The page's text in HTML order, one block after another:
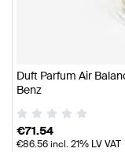
Duft Parfum Air
Benz
€71.54
€86.56incl. 21% LV VAT